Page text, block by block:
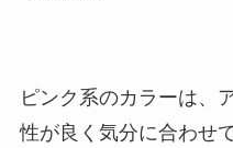
ピンク系のカラーは、
性が良く気分に合わせ